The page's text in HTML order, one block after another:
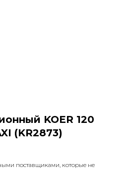
KOER 120
(KR2873)
поставщиками, которые не